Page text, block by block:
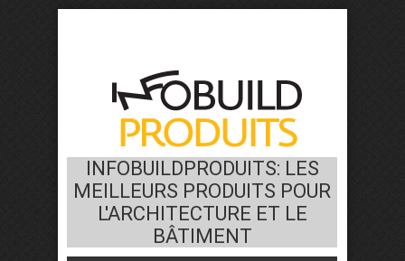
INFOBUILDPRODUITS: LES
MEILLEURS PRODUITS POUR
L'ARCHITECTURE ET LE
BÂTIMENT